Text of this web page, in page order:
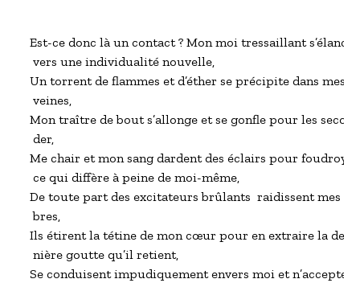
Est-ce donc là un contact ? Mon moi tressaillant s’élance
vers une individualité nouvelle,
Un torrent de flammes et d’éther se précipite dans mes
veines,
Mon traître de bout s’allonge et se gonfle pour les
der,
Me chair et mon sang dardent des éclairs pour foudroyer
ce qui diffère à peine de moi-même,
De toute part des excitateurs brûlants  raidissent mes
bres,
Ils étirent la tétine de mon cœur pour en extraire la der
nière goutte qu’il retient,
Se conduisent impudiquement envers moi et n’acceptent